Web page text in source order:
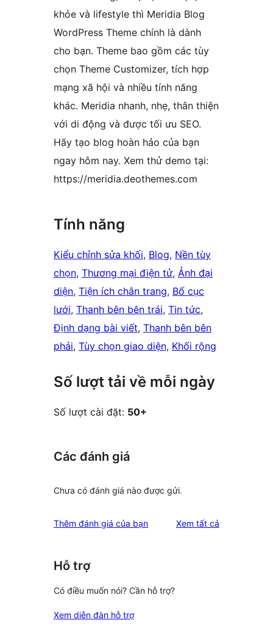
khỏe và lifestyle thì Meridia Blog
WordPress Theme chính là dành
cho bạn. Theme bao gồm các tùy
chọn Theme Customizer, tích hợp
mạng xã hội và nhiều tính năng
khác. Meridia nhanh, nhẹ, thân thiện
với di động và được tối ưu SEO.
Hãy tạo blog hoàn hảo của bạn
ngay hôm nay. Xem thử demo tại:
https://meridia.deothemes.com
Tính năng
Kiểu chỉnh sửa khối, Blog, Nền tùy
chọn, Thương mại điện tử, Ảnh đại
diện, Tiện ích chân trang, Bố cục
lưới, Thanh bên bên trái, Tin tức
Định dạng bài viết, Thanh bên bên
phải, Tùy chọn giao diện, Khối rộng
Số lượt tải về mỗi ngày
Số lượt cài đặt: 50+
Các đánh giá
Chưa có đánh giá nào được gửi.
Thêm đánh giá của bạn Xem tất cả
Hỗ trợ
Có điều muốn nói? Cần hỗ trợ?
Xem diễn đàn hỗ trợ